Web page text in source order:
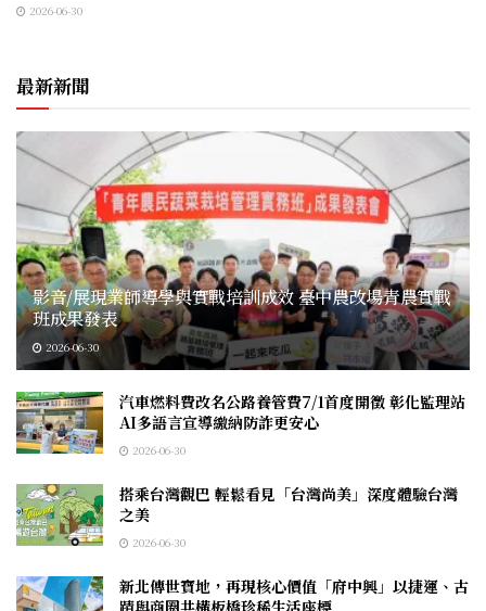
2026-06-30
最新新聞
影音/展現業師導學與實戰培訓成效 臺中農改場青農實戰
班成果發表
2026-06-30
汽車燃料費改名公路養管費7/1首度開徵 彰化監理站
AI多語言宣導繳納防詐更安心
2026-06-30
搭乘台灣觀巴 輕鬆看見「台灣尚美」深度體驗台灣
之美
2026-06-30
新北傳世寶地，再現核心價值「府中興」以捷運、古
蹟與商圈共構板橋珍稀生活座標